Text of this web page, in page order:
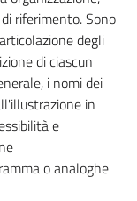
riferimento. Sono
degli
di ciascun
i nomi dei
in
e
o analoghe